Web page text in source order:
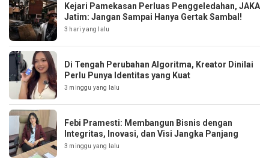
Kejari Pamekasan Perluas Penggeledahan, JAKA
Jatim: Jangan Sampai Hanya Gertak Sambal!
3 hari yang lalu
Di Tengah Perubahan Algoritma, Kreator Dinilai
Perlu Punya Identitas yang Kuat
3 minggu yang lalu
Febi Pramesti: Membangun Bisnis dengan
Integritas, Inovasi, dan Visi Jangka Panjang
3 minggu yang lalu